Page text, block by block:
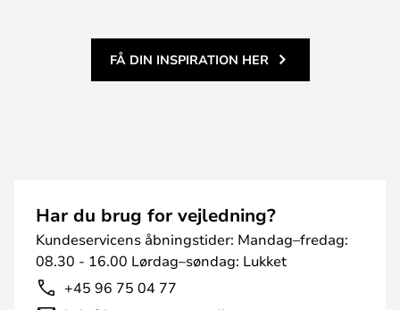
FÅ DIN INSPIRATION HER
Har du brug for vejledning?
Kundeservicens åbningstider: Mandag–fredag:
08.30 - 16.00 Lørdag–søndag: Lukket
+45 96 75 04 77